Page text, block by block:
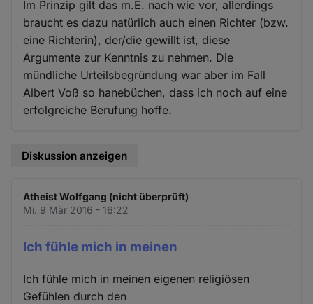
Im Prinzip gilt das m.E. nach wie vor, allerdings
braucht es dazu natürlich auch einen Richter (bzw.
eine Richterin), der/die gewillt ist, diese
Argumente zur Kenntnis zu nehmen. Die
mündliche Urteilsbegründung war aber im Fall
Albert Voß so hanebüchen, dass ich noch auf eine
erfolgreiche Berufung hoffe.
Diskussion anzeigen
Atheist Wolfgang (nicht überprüft)
Mi. 9 Mär 2016 - 16:22
Ich fühle mich in meinen
Ich fühle mich in meinen eigenen religiösen
Gefühlen durch den